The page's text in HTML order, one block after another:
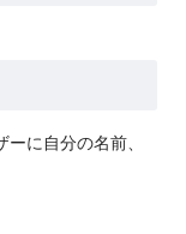
に自分の名前、